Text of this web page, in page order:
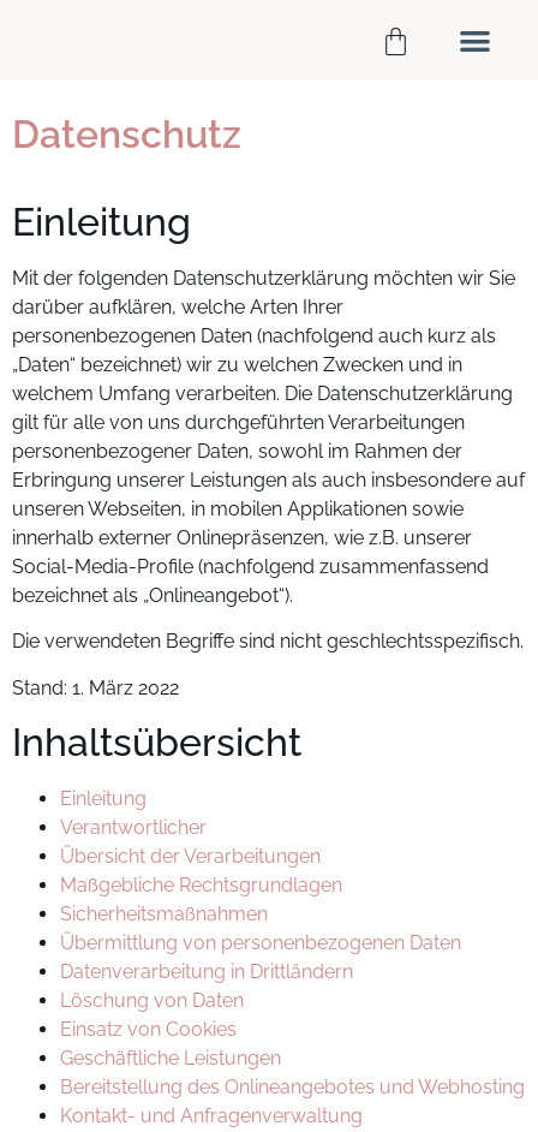
Datenschutz
Einleitung
Mit der folgenden Datenschutzerklärung möchten wir Sie
darüber aufklären, welche Arten Ihrer
personenbezogenen Daten (nachfolgend auch kurz als
„Daten“ bezeichnet) wir zu welchen Zwecken und in
welchem Umfang verarbeiten. Die Datenschutzerklärung
gilt für alle von uns durchgeführten Verarbeitungen
personenbezogener Daten, sowohl im Rahmen der
Erbringung unserer Leistungen als auch insbesondere auf
unseren Webseiten, in mobilen Applikationen sowie
innerhalb externer Onlinepräsenzen, wie z.B. unserer
Social-Media-Profile (nachfolgend zusammenfassend
bezeichnet als „Onlineangebot“).
Die verwendeten Begriffe sind nicht geschlechtsspezifisch.
Stand: 1. März 2022
Inhaltsübersicht
Einleitung
Verantwortlicher
Übersicht der Verarbeitungen
Maßgebliche Rechtsgrundlagen
Sicherheitsmaßnahmen
Übermittlung von personenbezogenen Daten
Datenverarbeitung in Drittländern
Löschung von Daten
Einsatz von Cookies
Geschäftliche Leistungen
Bereitstellung des Onlineangebotes und Webhosting
Kontakt- und Anfragenverwaltung